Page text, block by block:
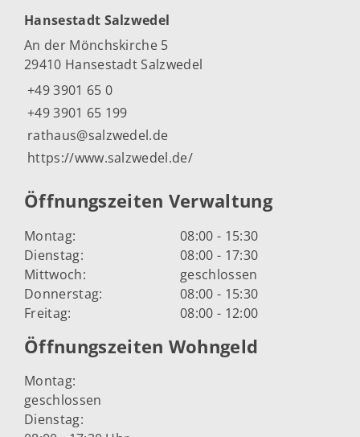
Hansestadt Salzwedel
An der Mönchskirche 5
29410 Hansestadt Salzwedel
+49 3901 65 0
+49 3901 65 199
rathaus@salzwedel.de
https://www.salzwedel.de/
Öffnungszeiten Verwaltung
Montag:
08:00 - 15:30
Dienstag:
08:00 - 17:30
Mittwoch:
geschlossen
Donnerstag:
08:00 - 15:30
Freitag:
08:00 - 12:00
Öffnungszeiten Wohngeld
Montag:
geschlossen
Dienstag: